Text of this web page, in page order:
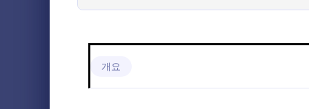
개요
의 무료 폼
드에서도 사
시트 등을
회신요청 양식 4